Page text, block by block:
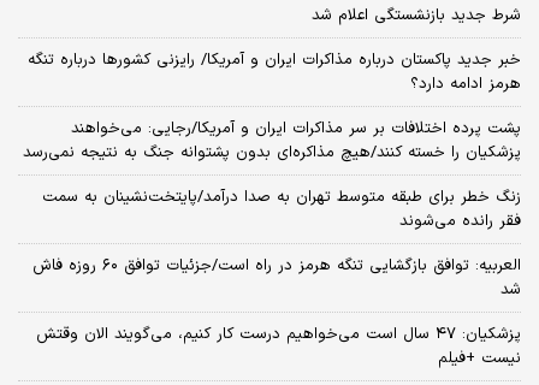
شرط جدید بازنشستگی اعلام شد
خبر جدید پاکستان درباره مذاکرات ایران و آمریکا/ رایزنی کشورها درباره تنگه
هرمز ادامه دارد؟
پشت پرده اختلافات بر سر مذاکرات ایران و آمریکا/رجایی: می‌خواهند
پزشکیان را خسته کنند/هیچ مذاکره‌ای بدون پشتوانه جنگ به نتیجه نمی‌رسد
زنگ خطر برای طبقه متوسط تهران به صدا درآمد/پایتخت‌نشینان به سمت
فقر رانده می‌شوند
العربیه: توافق بازگشایی تنگه هرمز در راه است/جزئیات توافق ۶۰ روزه فاش
شد
پزشکیان: ۴۷ سال است می‌خواهیم درست کار کنیم، می‌گویند الان وقتش
نیست +فیلم